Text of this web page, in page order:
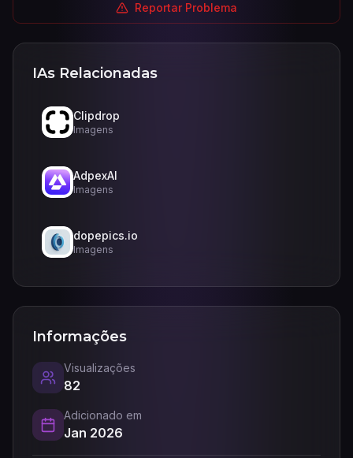
Reportar Problema
IAs Relacionadas
Clipdrop
Imagens
AdpexAI
Imagens
dopepics.io
Imagens
Informações
Visualizações
82
Adicionado em
Jan 2026